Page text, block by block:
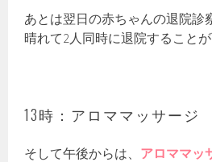
あとは翌日の赤ちゃんの退院診
晴れて2人同時に退院することが
13時：アロママッサージ
そして午後からは、 アロママッ